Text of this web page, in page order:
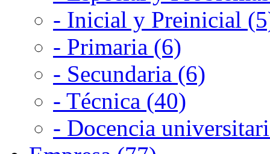
- Inicial y Preinicial
- Primaria (6)
- Secundaria (6)
- Técnica (40)
- Docencia